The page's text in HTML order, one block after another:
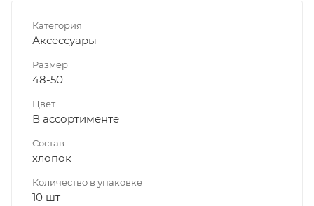
Категория
Аксессуары
Размер
48-50
Цвет
В ассортименте
Состав
хлопок
Количество в упаковке
10 шт